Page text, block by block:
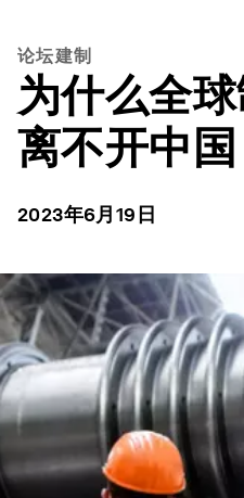
论坛建制
为什么全
离不开中国
2023年6月19日